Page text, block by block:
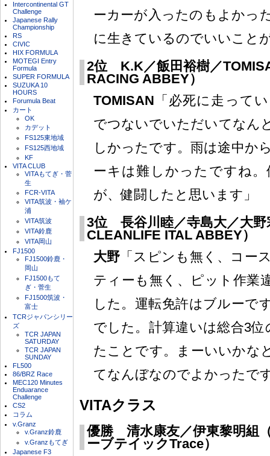
Intercontinental GT
Challenge
Japanese Rally
Championship
RS
CIVIC
HIX FORMULA
MOTEGI Entry
Formula
SUPER FORMULA
SUZUKA 10
HOURS
Forumula Beat
カート
OK
カデット
FS125東地域
FS125西地域
KF
VITA CLUB
VITAもてぎ・菅
生
FCR-VITA
VITA筑波・袖ケ
浦
VITA筑波
VITA鈴鹿
VITA岡山
FJ1500
FJ1500鈴鹿・
岡山
FJ1500もて
ぎ・菅生
FJ1500筑波・
富士
TCRジャパンシリー
ズ
TCR JAPAN
SATURDAY
TCR JAPAN
SUNDAY
FL500
86/BRZ Race
MEC120 Minutes
Enduarance
Challenge
CS2
コラム
v.Granz
v.Granz鈴鹿
v.Granzもてぎ
Japanese F3
ーカーが入ったのもよかっ
に生きているのでいいこと
2位 K.K／飯田裕樹／
RACING ABBEY）
TOMISAN 「必死に走って
でつないでいただいてなん
しかったです。雨は途中か
ーキは難しかったですね
が、健闘したと思います」
3位 長谷川睦／寺島大／大野
CLEANLIFE ITAL ABBEY）
大野 「スピンも無く、コー
ティーも無く、ピット作業
した。運転免許はブルーで
でした。計算違いは総合3
たことです。まーいいかな
てなんぼなのでよかったで
VITAクラス
優勝 清水康友／伊東黎明組
ーブテイックTrace）